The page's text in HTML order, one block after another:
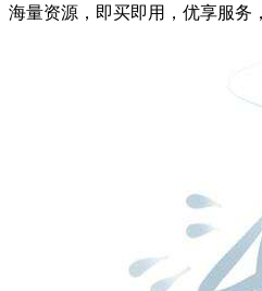
海量资源，即买即用，优享服务